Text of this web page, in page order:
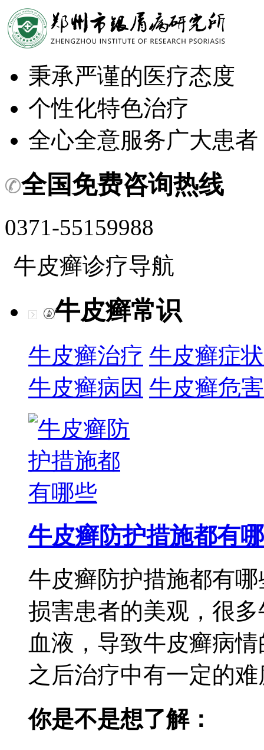
秉承严谨的医疗态度
个性化特色治疗
全心全意服务广大患者
全国免费咨询热线
0371-55159988
牛皮癣诊疗导航
牛皮癣常识
牛皮癣治疗 牛皮癣症状
牛皮癣病因 牛皮癣危害
牛皮癣防护措施都有哪
牛皮癣防护措施都有
损害患者的美观，很
血液，导致牛皮癣病
之后治疗中有一定的
你是不是想了解：